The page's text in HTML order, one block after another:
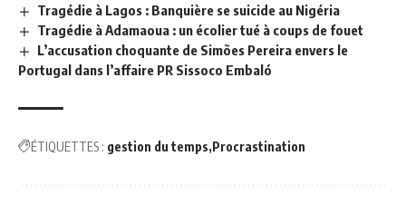
Tragédie à Lagos : Banquière se suicide au Nigéria
Tragédie à Adamaoua : un écolier tué à coups de fouet
L’accusation choquante de Simões Pereira envers le
Portugal dans l’affaire PR Sissoco Embaló
ÉTIQUETTES : gestion du temps Procrastination